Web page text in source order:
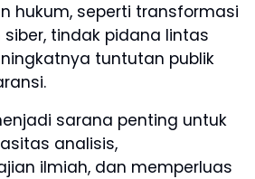
hukum, seperti transformasi
tindak pidana lintas
tuntutan publik
sarana penting untuk
analisis,
ilmiah, dan memperluas